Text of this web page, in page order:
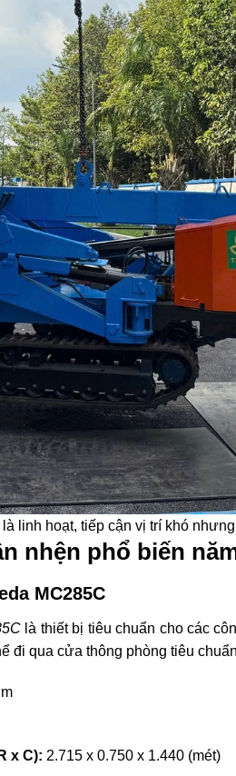
linh hoạt, tiếp cận vị trí khó
nhện phổ biến
MC285C
là thiết bị tiêu chuẩn cho các
đi qua cửa thông phòng tiêu
x C): 2.715 x 0.750 x 1.440 (mét)